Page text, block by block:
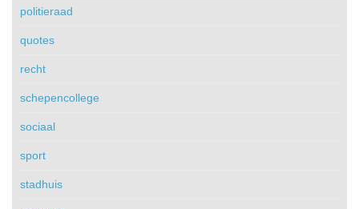
politieraad
quotes
recht
schepencollege
sociaal
sport
stadhuis